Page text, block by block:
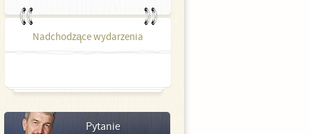
Nadchodzące wydarzenia
Pytanie